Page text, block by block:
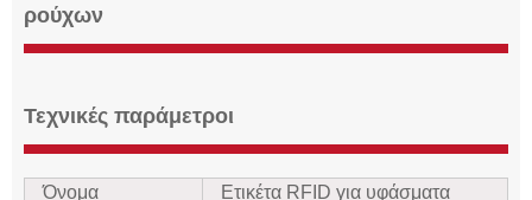
ρούχων
Τεχνικές παράμετροι
Όνομα Ετικέτα RFID για υφάσματα